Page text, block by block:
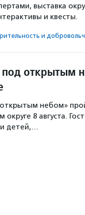
выставка
и квесты.
и
открытым
небом»
8 августа.
и детей,…